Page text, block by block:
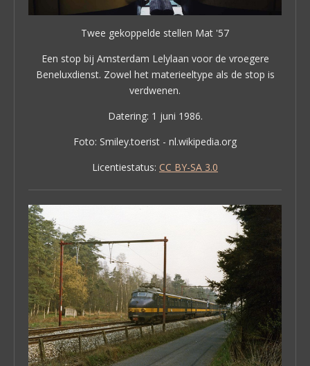
Twee gekoppelde stellen Mat '57
Een stop bij Amsterdam Lelylaan voor de vroegere
Beneluxdienst. Zowel het materieeltype als de stop is
verdwenen.
Datering: 1 juni 1986.
Foto: Smiley.toerist - nl.wikipedia.org
Licentiestatus: CC BY-SA 3.0